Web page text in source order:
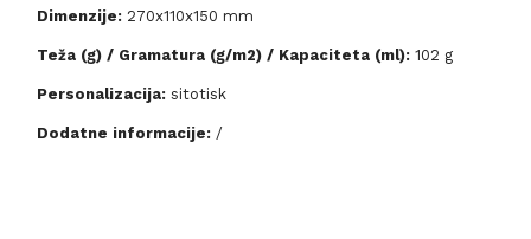
Dimenzije: 270x110x150 mm
Teža (g) / Gramatura (g/m2) / Kapaciteta (ml): 102 g
Personalizacija: sitotisk
Dodatne informacije: /